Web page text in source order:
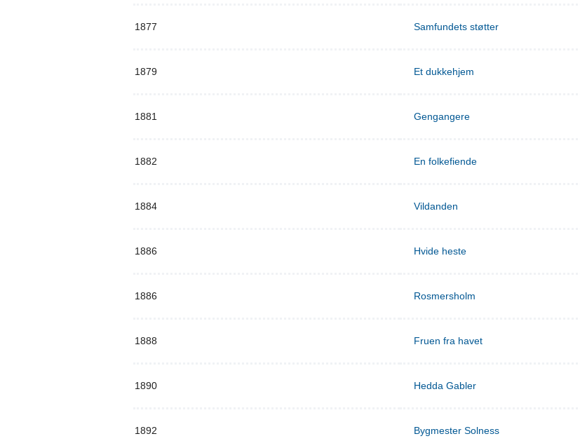
1877 Samfundets støtter
1879 Et dukkehjem
1881 Gengangere
1882 En folkefiende
1884 Vildanden
1886 Hvide heste
1886 Rosmersholm
1888 Fruen fra havet
1890 Hedda Gabler
1892 Bygmester Solness